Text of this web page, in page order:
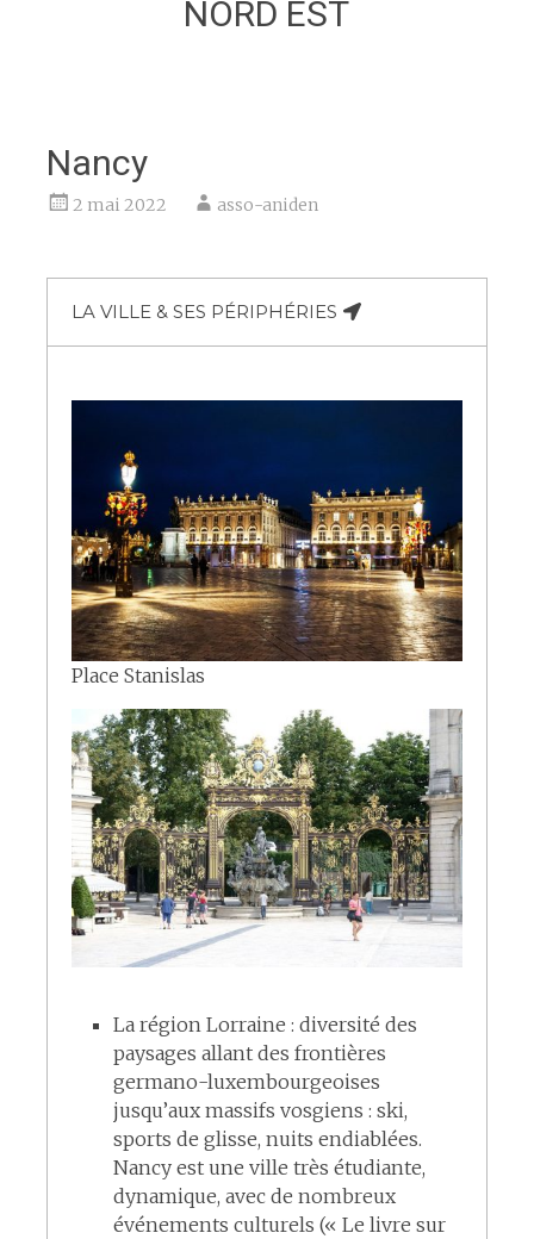
NORD EST
Nancy
2 mai 2022 asso-aniden
LA VILLE & SES PÉRIPHÉRIES
Place Stanislas
La région Lorraine : diversité des
paysages allant des frontières
germano-luxembourgeoises
jusqu’aux massifs vosgiens : ski,
sports de glisse, nuits endiablées.
Nancy est une ville très étudiante,
dynamique, avec de nombreux
événements culturels (« Le livre sur